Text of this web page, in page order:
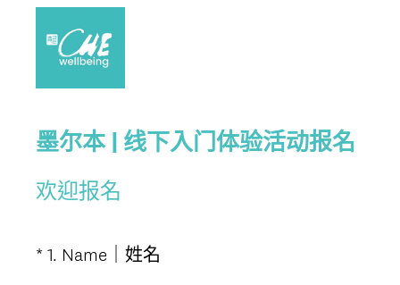
墨尔本 | 线下入门体验活动报名
欢迎报名
Question
* 1. Name｜姓名